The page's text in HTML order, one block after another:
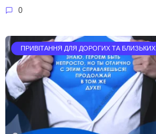
0
ПРИВІТАННЯ ДЛЯ ДОРОГИХ ТА БЛИЗЬКИХ